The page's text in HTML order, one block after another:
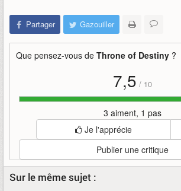
Partager Gazouiller
Que pensez-vous de Throne of Destiny ?
7,5 / 10
3 aiment, 1 pas
Je l'apprécie
Publier une critique
Sur le même sujet :